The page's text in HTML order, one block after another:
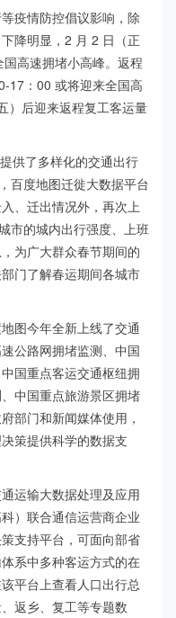
疫情防控倡议影响，除
降明显，2 月 2 日（正
高速拥堵小高峰。返程
17：00 或将迎来全国高
）后迎来返程复工客运量
供了多样化的交通出行
百度地图迁徙大数据平台
、迁出情况外，再次上
市的城内出行强度、上班
为广大群众春节期间的
门了解春运期间各城市
图今年全新上线了交通
公路网拥堵监测、中国
国重点客运交通枢纽拥
中国重点旅游景区拥堵
部门和新闻媒体使用，
策提供科学的数据支
运输大数据处理及应用
）联合通信运营商企业
支持平台，可面向部省
系中多种客运方式的在
平台上查看人口出行总
返乡、复工等专题数